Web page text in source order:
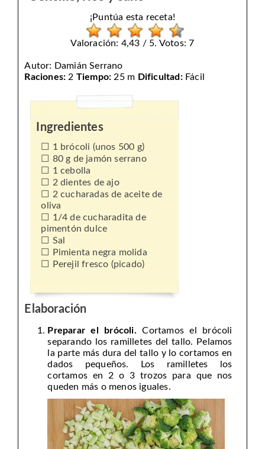
¡Puntúa esta receta!
Valoración: 4,43 / 5. Votos: 7
Autor: Damián Serrano
Raciones: 2 Tiempo: 25 m Dificultad:Fácil
Ingredientes
1 brócoli (unos 500 g)
80 g de jamón serrano
1 cebolla
2 dientes de ajo
2 cucharadas de aceite de
oliva
1/4 de cucharadita de
pimentón dulce
Sal
Pimienta negra molida
Perejil fresco (picado)
Elaboración
Preparar el brócoli. Cortamos el brócoli
separando los ramilletes del tallo. Pelamos
la parte más dura del tallo y lo cortamos en
dados pequeños. Los ramilletes los
cortamos en 2 o 3 trozos para que nos
queden más o menos iguales.